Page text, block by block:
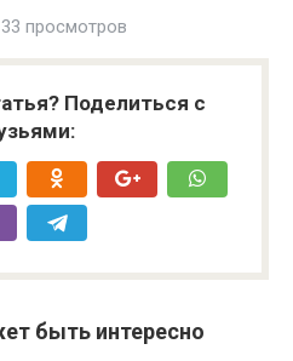
33 просмотров
Поделиться с
быть интересно